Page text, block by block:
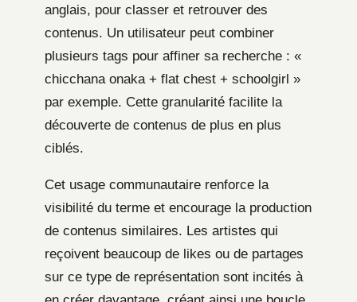
anglais, pour classer et retrouver des
contenus. Un utilisateur peut combiner
plusieurs tags pour affiner sa recherche : «
chicchana onaka + flat chest + schoolgirl »
par exemple. Cette granularité facilite la
découverte de contenus de plus en plus
ciblés.
Cet usage communautaire renforce la
visibilité du terme et encourage la production
de contenus similaires. Les artistes qui
reçoivent beaucoup de likes ou de partages
sur ce type de représentation sont incités à